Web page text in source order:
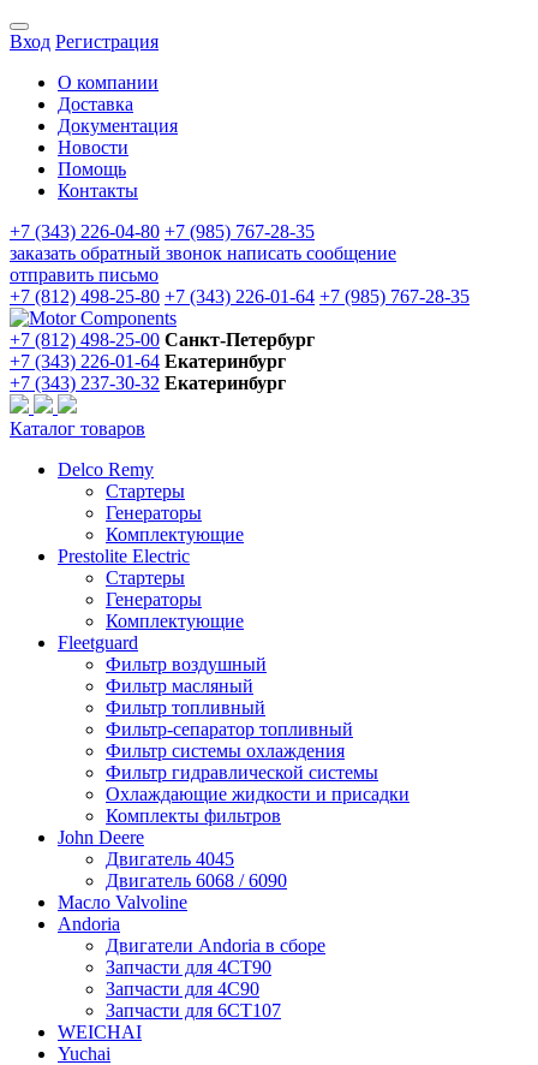
Вход Регистрация
О компании
Доставка
Документация
Новости
Помощь
Контакты
+7 (343) 226-04-80 +7 (985) 767-28-35
заказать обратный звонок написать сообщение
отправить письмо
+7 (812) 498-25-80 +7 (343) 226-01-64 +7 (985) 767-28-35
+7 (812) 498-25-00 Санкт-Петербург
+7 (343) 226-01-64 Екатеринбург
+7 (343) 237-30-32 Екатеринбург
Каталог товаров
Delco Remy
Стартеры
Генераторы
Комплектующие
Prestolite Electric
Стартеры
Генераторы
Комплектующие
Fleetguard
Фильтр воздушный
Фильтр масляный
Фильтр топливный
Фильтр-сепаратор топливный
Фильтр системы охлаждения
Фильтр гидравлической системы
Охлаждающие жидкости и присадки
Комплекты фильтров
John Deere
Двигатель 4045
Двигатель 6068 / 6090
Масло Valvoline
Andoria
Двигатели Andoria в сборе
Запчасти для 4CT90
Запчасти для 4С90
Запчасти для 6CT107
WEICHAI
Yuchai